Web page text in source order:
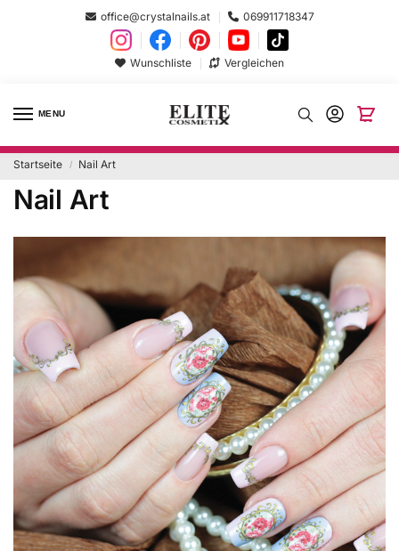
office@crystalnails.at 069911718347
Wunschliste Vergleichen
MENU
Startseite / Nail Art
Nail Art